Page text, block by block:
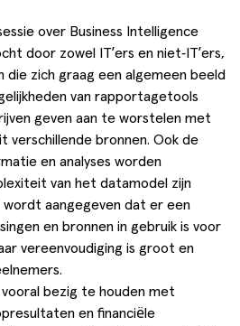
Business Central
over Business Intelligence
door zowel IT’ers en niet‑IT’ers,
die zich graag een algemeen beeld
van rapportagetools
geven aan te worstelen met
verschillende bronnen. Ook de
en analyses worden
van het datamodel zijn
wordt aangegeven dat er een
en bronnen in gebruik is voor
vereenvoudiging is groot en
vooral bezig te houden met
en financiële